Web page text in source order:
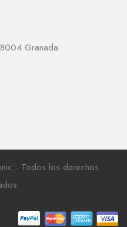
Granada
- Todos los derechos